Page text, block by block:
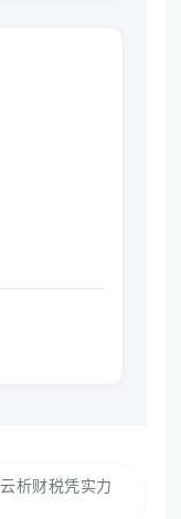
析财税凭实力